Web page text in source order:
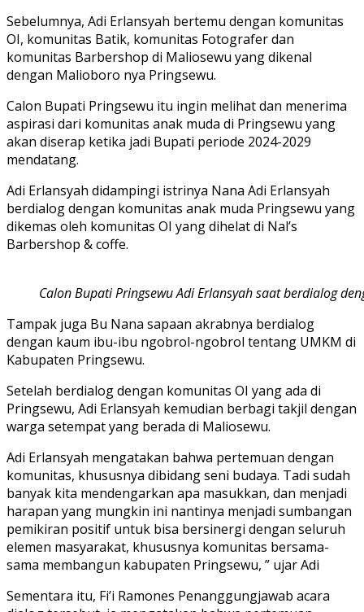
Sebelumnya, Adi Erlansyah bertemu dengan komunitas
OI, komunitas Batik, komunitas Fotografer dan
komunitas Barbershop di Maliosewu yang dikenal
dengan Malioboro nya Pringsewu.
Calon Bupati Pringsewu itu ingin melihat dan menerima
aspirasi dari komunitas anak muda di Pringsewu yang
akan diserap ketika jadi Bupati periode 2024-2029
mendatang.
Adi Erlansyah didampingi istrinya Nana Adi Erlansyah
berdialog dengan komunitas anak muda Pringsewu yang
dikemas oleh komunitas OI yang dihelat di Nal’s
Barbershop & coffe.
Calon Bupati Pringsewu Adi Erlansyah saat berdialog
Tampak juga Bu Nana sapaan akrabnya berdialog
dengan kaum ibu-ibu ngobrol-ngobrol tentang UMKM di
Kabupaten Pringsewu.
Setelah berdialog dengan komunitas OI yang ada di
Pringsewu, Adi Erlansyah kemudian berbagi takjil dengan
warga setempat yang berada di Maliosewu.
Adi Erlansyah mengatakan bahwa pertemuan dengan
komunitas, khususnya dibidang seni budaya. Tadi sudah
banyak kita mendengarkan apa masukkan, dan menjadi
harapan yang mungkin ini nantinya menjadi sumbangan
pemikiran positif untuk bisa bersinergi dengan seluruh
elemen masyarakat, khususnya komunitas bersama-
sama membangun kabupaten Pringsewu, ” ujar Adi
Sementara itu, Fi’i Ramones Penanggungjawab acara